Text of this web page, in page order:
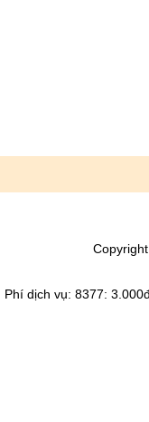
Phí dịch vụ: 8377: